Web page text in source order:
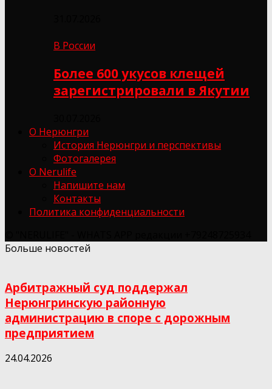
В России
Более 600 укусов клещей
зарегистрировали в Якутии
О Нерюнгри
История Нерюнгри и перспективы
Фотогалерея
О Nerulife
Напишите нам
Контакты
Политика конфиденциальности
Больше новостей
Арбитражный суд поддержал
Нерюнгринскую районную
администрацию в споре с дорожным
предприятием
24.04.2026